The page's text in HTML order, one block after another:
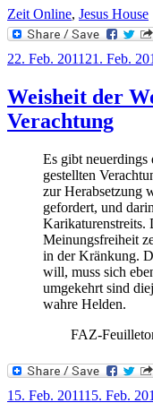
Zeit Online, Jesus House
Veröffentlicht
22. Feb. 2011 21. Feb.
Weisheit der
Verachtung
Es gibt neuerdings
gestellten
zur Herabsetzung
gefordert, und
Karikaturenstreits.
Meinungsfreiheit
in der Kränkung.
will, muss sich
umgekehrt sind
wahre Helden.
FAZ-
Veröffentlicht
15. Feb. 201115. Feb.